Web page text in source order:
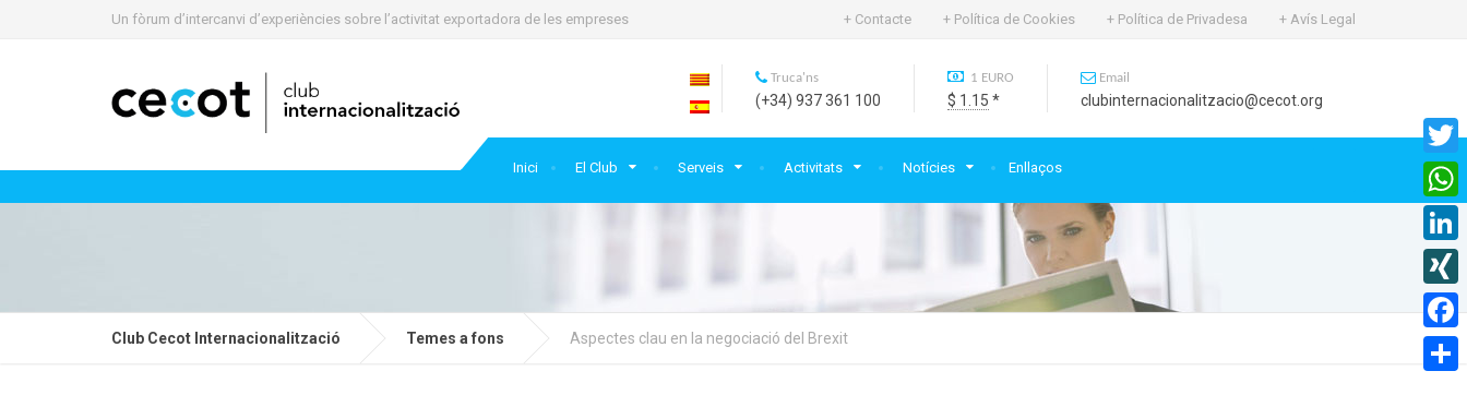
Un fòrum d’intercanvi d’experiències sobre l’activitat exportadora de les empreses + Contacte + Política de Cookies + Política de Privadesa + Avís Legal
Inici El Club Serveis Activitats Notícies Enllaços
Truca'ns
(+34) 937 361 100
1 EURO
$ 1.15 *
Email
clubinternacionalitzacio@cecot.org
Club Cecot Internacionalització Temes a fons Aspectes clau en la negociació del Brexit
XING